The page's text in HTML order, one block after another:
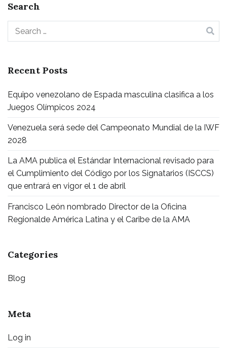
Search
Recent Posts
Equipo venezolano de Espada masculina clasifica a los
Juegos Olímpicos 2024
Venezuela será sede del Campeonato Mundial de la IWF
2028
La AMA publica el Estándar Internacional revisado para
el Cumplimiento del Código por los Signatarios (ISCCS)
que entrará en vigor el 1 de abril
Francisco León nombrado Director de la Oficina
Regionalde América Latina y el Caribe de la AMA
Categories
Blog
Meta
Log in